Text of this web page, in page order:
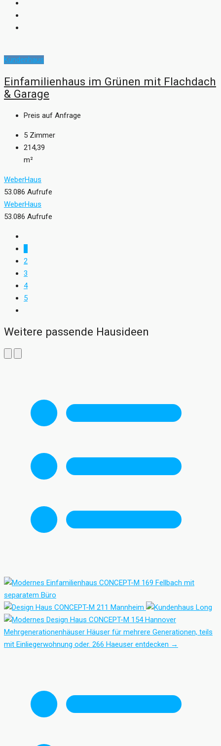
Kundenhaus
Einfamilienhaus im Grünen mit Flachdach
& Garage
Preis auf Anfrage
5 Zimmer
214,39
m²
WeberHaus
53.086 Aufrufe
WeberHaus
53.086 Aufrufe
2
3
4
5
Weitere passende Hausideen
Mehrgenerationenhäuser Häuser für mehrere Generationen, teils
mit Einliegerwohnung oder. 266 Haeuser entdecken →